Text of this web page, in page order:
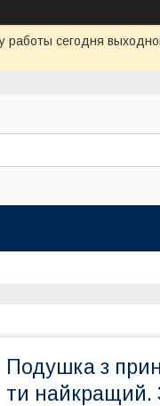
работы сегодня
Подушка з
ти найкращий.